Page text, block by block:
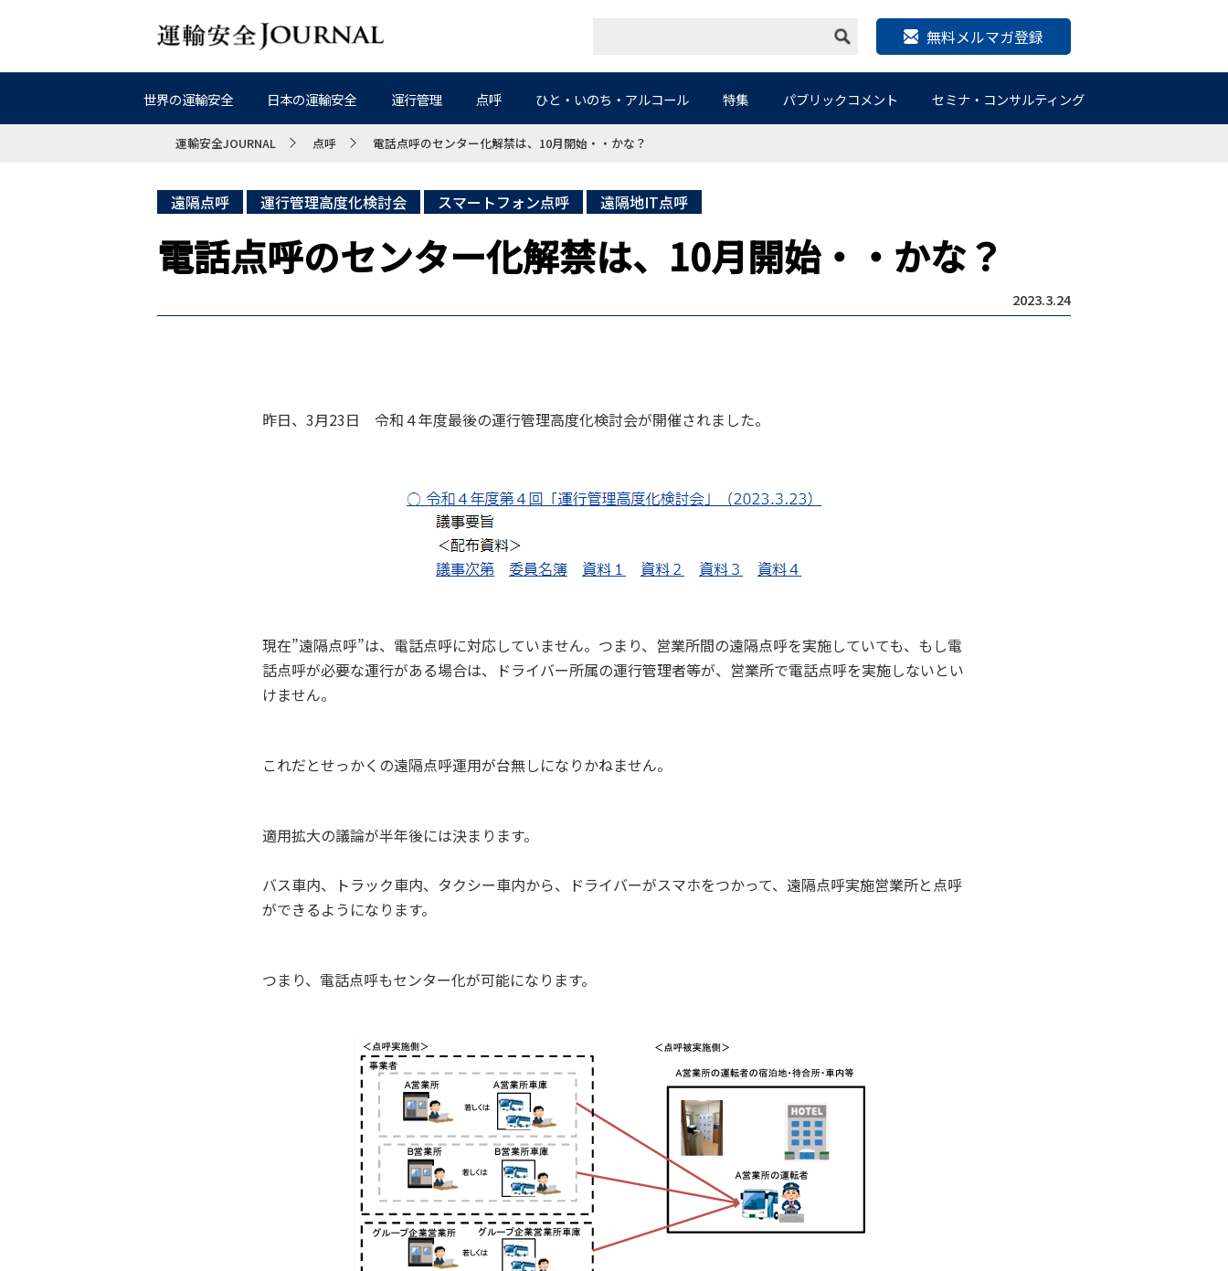
無料メルマガ登録
世界の運輸安全 日本の運輸安全 運行管理 点呼 ひと・いのち・アルコール 特集 パブリックコメント セミナ・コンサルティング
運輸安全JOURNAL 点呼 電話点呼のセンター化解禁は、10月開始・・かな？
遠隔点呼 運行管理高度化検討会 スマートフォン点呼 遠隔地IT点呼
電話点呼のセンター化解禁は、10月開始・・かな？
2023.3.24
昨日、3月23日 令和４年度最後の運行管理高度化検討会が開催されました。
現在”遠隔点呼”は、電話点呼に対応していません。つまり、営業所間の遠隔点呼を実施していても、もし電
話点呼が必要な運行がある場合は、ドライバー所属の運行管理者等が、営業所で電話点呼を実施しないとい
けません。
これだとせっかくの遠隔点呼運用が台無しになりかねません。
適用拡大の議論が半年後には決まります。
バス車内、トラック車内、タクシー車内から、ドライバーがスマホをつかって、遠隔点呼実施営業所と点呼
ができるようになります。
つまり、電話点呼もセンター化が可能になります。